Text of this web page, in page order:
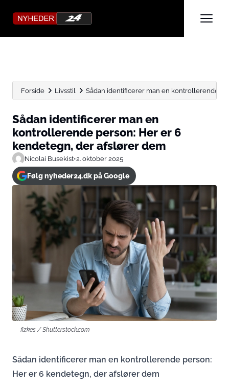
Forside Livsstil Sådan identificerer man en kontrollerende
Sådan identificerer man en
kontrollerende person: Her er 6
kendetegn, der afslører dem
Nicolai Busekist•2. oktober 2025
Følg nyheder24.dk på Google
fizkes / Shutterstock.com
Sådan identificerer man en kontrollerende person:
Her er 6 kendetegn, der afslører dem